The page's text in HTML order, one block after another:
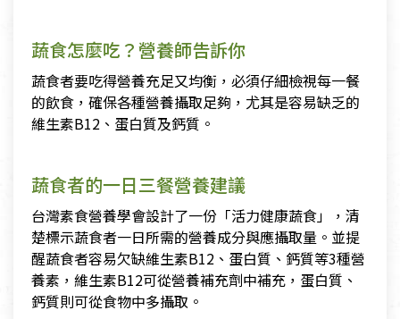
蔬食怎麼吃？營養師告訴你
蔬食者要吃得營養充足又均衡，必須仔細檢視每一餐
的飲食，確保各種營養攝取足夠，尤其是容易缺乏的
維生素B12、蛋白質及鈣質。
蔬食者的一日三餐營養建議
台灣素食營養學會設計了一份「活力健康蔬食」，清
楚標示蔬食者一日所需的營養成分與應攝取量。並提
醒蔬食者容易欠缺維生素B12、蛋白質、鈣質等3種營
養素，維生素B12可從營養補充劑中補充，蛋白質、
鈣質則可從食物中多攝取。